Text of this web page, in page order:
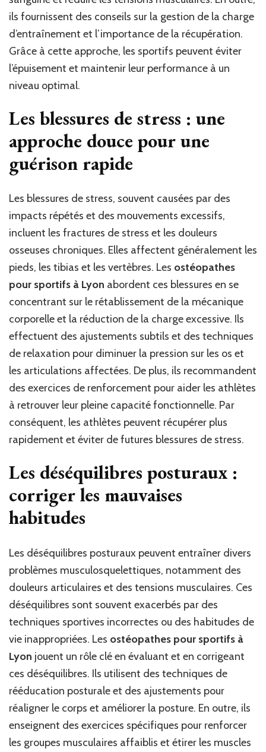
ils fournissent des conseils sur la gestion de la charge
d’entraînement et l’importance de la récupération.
Grâce à cette approche, les sportifs peuvent éviter
l’épuisement et maintenir leur performance à un
niveau optimal.
Les blessures de stress : une
approche douce pour une
guérison rapide
Les blessures de stress, souvent causées par des
impacts répétés et des mouvements excessifs,
incluent les fractures de stress et les douleurs
osseuses chroniques. Elles affectent généralement les
pieds, les tibias et les vertèbres. Les ostéopathes
pour sportifs à Lyon abordent ces blessures en se
concentrant sur le rétablissement de la mécanique
corporelle et la réduction de la charge excessive. Ils
effectuent des ajustements subtils et des techniques
de relaxation pour diminuer la pression sur les os et
les articulations affectées. De plus, ils recommandent
des exercices de renforcement pour aider les athlètes
à retrouver leur pleine capacité fonctionnelle. Par
conséquent, les athlètes peuvent récupérer plus
rapidement et éviter de futures blessures de stress.
Les déséquilibres posturaux :
corriger les mauvaises
habitudes
Les déséquilibres posturaux peuvent entraîner divers
problèmes musculosquelettiques, notamment des
douleurs articulaires et des tensions musculaires. Ces
déséquilibres sont souvent exacerbés par des
techniques sportives incorrectes ou des habitudes de
vie inappropriées. Les ostéopathes pour sportifs à
Lyon jouent un rôle clé en évaluant et en corrigeant
ces déséquilibres. Ils utilisent des techniques de
rééducation posturale et des ajustements pour
réaligner le corps et améliorer la posture. En outre, ils
enseignent des exercices spécifiques pour renforcer
les groupes musculaires affaiblis et étirer les muscles